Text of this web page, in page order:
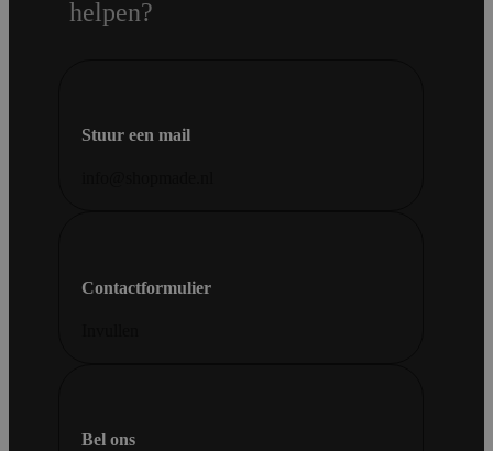
helpen?
Stuur een mail
Contactformulier
Bel ons